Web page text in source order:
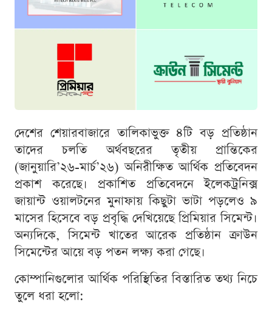
দেশের শেয়ারবাজারে তালিকাভুক্ত ৪টি বড় প্রতিষ্ঠান
তাদের চলতি অর্থবছরের তৃতীয় প্রান্তিকের
(জানুয়ারি’২৬-মার্চ’২৬) অনিরীক্ষিত আর্থিক প্রতিবেদন
প্রকাশ করেছে। প্রকাশিত প্রতিবেদনে ইলেকট্রনিক্স
জায়ান্ট ওয়ালটনের মুনাফায় কিছুটা ভাটা পড়লেও ৯
মাসের হিসেবে বড় প্রবৃদ্ধি দেখিয়েছে প্রিমিয়ার সিমেন্ট।
অন্যদিকে, সিমেন্ট খাতের আরেক প্রতিষ্ঠান ক্রাউন
সিমেন্টের আয়ে বড় পতন লক্ষ্য করা গেছে।
কোম্পানিগুলোর আর্থিক পরিস্থিতির বিস্তারিত তথ্য নিচে
তুলে ধরা হলো: